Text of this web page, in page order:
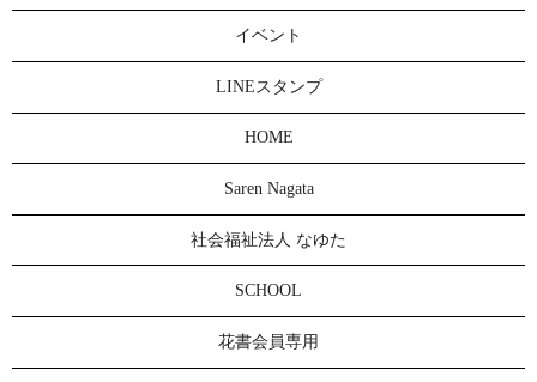
イベント
LINEスタンプ
HOME
Saren Nagata
社会福祉法人 なゆた
SCHOOL
花書会員専用